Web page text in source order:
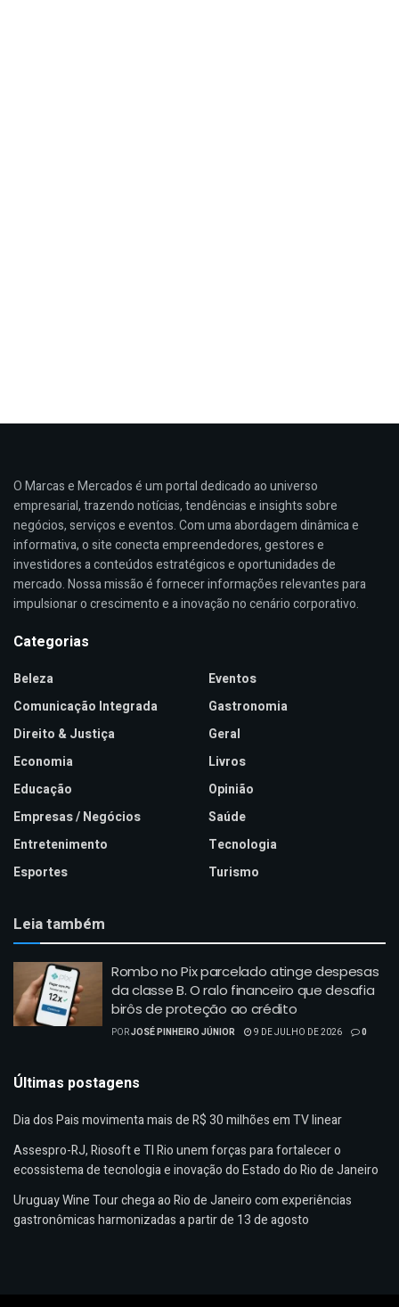
O Marcas e Mercados é um portal dedicado ao universo
empresarial, trazendo notícias, tendências e insights sobre
negócios, serviços e eventos. Com uma abordagem dinâmica e
informativa, o site conecta empreendedores, gestores e
investidores a conteúdos estratégicos e oportunidades de
mercado. Nossa missão é fornecer informações relevantes para
impulsionar o crescimento e a inovação no cenário corporativo.
Categorias
Beleza
Comunicação Integrada
Direito & Justiça
Economia
Educação
Empresas / Negócios
Entretenimento
Esportes
Eventos
Gastronomia
Geral
Livros
Opinião
Saúde
Tecnologia
Turismo
Leia também
Rombo no Pix parcelado atinge despesas
da classe B. O ralo financeiro que desafia
birôs de proteção ao crédito
PORJOSÉ PINHEIRO JÚNIOR 9 DE JULHO DE 2026 0
Últimas postagens
Dia dos Pais movimenta mais de R$ 30 milhões em TV linear
Assespro-RJ, Riosoft e TI Rio unem forças para fortalecer o
ecossistema de tecnologia e inovação do Estado do Rio de Janeiro
Uruguay Wine Tour chega ao Rio de Janeiro com experiências
gastronômicas harmonizadas a partir de 13 de agosto